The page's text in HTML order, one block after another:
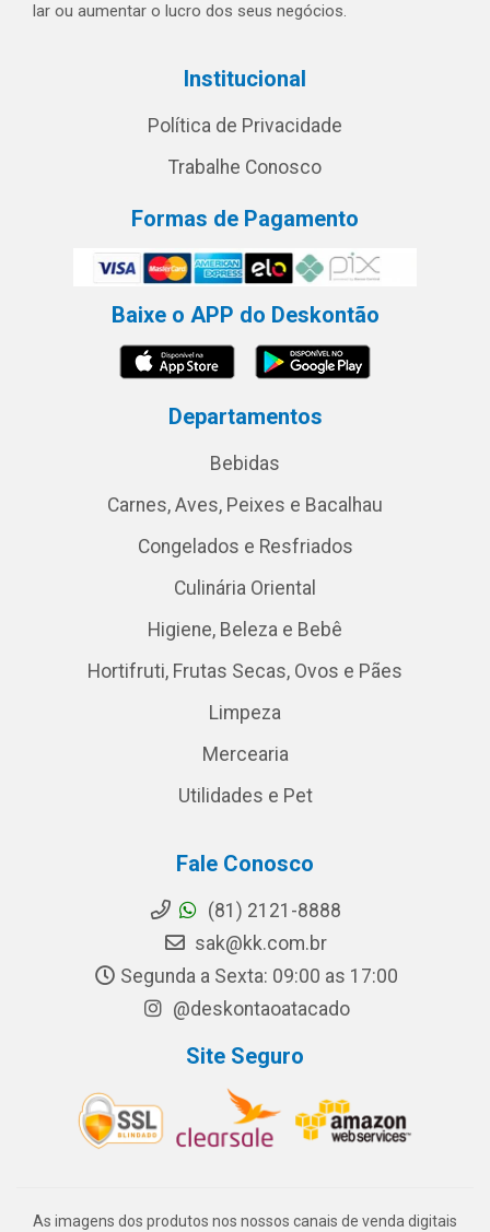
lar ou aumentar o lucro dos seus negócios.
Institucional
Política de Privacidade
Trabalhe Conosco
Formas de Pagamento
Baixe o APP do Deskontão
Departamentos
Bebidas
Carnes, Aves, Peixes e Bacalhau
Congelados e Resfriados
Culinária Oriental
Higiene, Beleza e Bebê
Hortifruti, Frutas Secas, Ovos e Pães
Limpeza
Mercearia
Utilidades e Pet
Fale Conosco
(81) 2121-8888
sak@kk.com.br
Segunda a Sexta: 09:00 as 17:00
@deskontaoatacado
Site Seguro
As imagens dos produtos nos nossos canais de venda digitais